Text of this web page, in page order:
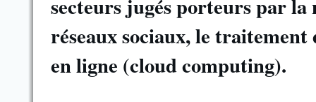
secteurs jugés porteurs par
réseaux sociaux, le traitement
en ligne (cloud computing).